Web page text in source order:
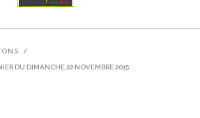
/
DU DIMANCHE 22 NOVEMBRE 2015